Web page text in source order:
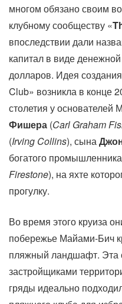
многом обязано своим
клубному сообществу «
впоследствии дали
капитал в виде
долларов. Идея
Club» возникла в конце
столетия у основателей
Фишера (Carl Graham
(Irving Collins), сына
богатого промышленника
Firestone), на яхте
прогулку.
Во время этого круиза
побережье Майами-Бич
пляжный ландшафт. Эта
застройщиками
гряды идеально